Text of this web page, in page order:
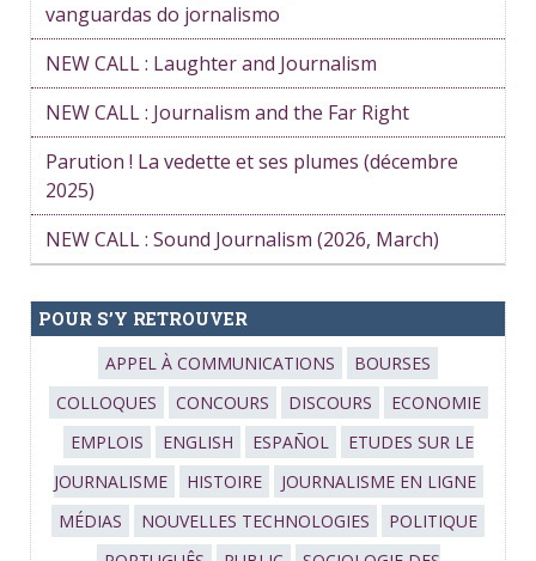
vanguardas do jornalismo
NEW CALL : Laughter and Journalism
NEW CALL : Journalism and the Far Right
Parution ! La vedette et ses plumes (décembre
2025)
NEW CALL : Sound Journalism (2026, March)
POUR S’Y RETROUVER
APPEL À COMMUNICATIONS
BOURSES
COLLOQUES
CONCOURS DISCOURS
ECONOMIE
EMPLOIS
ENGLISH ESPAÑOL
ETUDES SUR LE
JOURNALISME
HISTOIRE
JOURNALISME EN LIGNE
MÉDIAS
NOUVELLES TECHNOLOGIES
POLITIQUE